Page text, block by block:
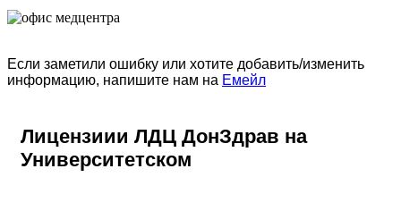
Если заметили ошибку или хотите добавить/изменить
информацию, напишите нам на Емейл
Лицензиии ЛДЦ ДонЗдрав на
Университетском